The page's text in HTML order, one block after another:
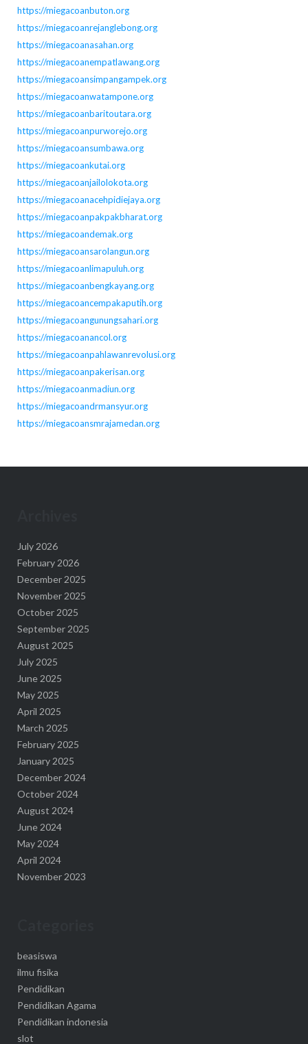
https://miegacoanbuton.org
https://miegacoanrejanglebong.org
https://miegacoanasahan.org
https://miegacoanempatlawang.org
https://miegacoansimpangampek.org
https://miegacoanwatampone.org
https://miegacoanbaritoutara.org
https://miegacoanpurworejo.org
https://miegacoansumbawa.org
https://miegacoankutai.org
https://miegacoanjailolokota.org
https://miegacoanacehpidiejaya.org
https://miegacoanpakpakbharat.org
https://miegacoandemak.org
https://miegacoansarolangun.org
https://miegacoanlimapuluh.org
https://miegacoanbengkayang.org
https://miegacoancempakaputih.org
https://miegacoangunungsahari.org
https://miegacoanancol.org
https://miegacoanpahlawanrevolusi.org
https://miegacoanpakerisan.org
https://miegacoanmadiun.org
https://miegacoandrmansyur.org
https://miegacoansmrajamedan.org
July 2026
February 2026
December 2025
November 2025
October 2025
September 2025
August 2025
July 2025
June 2025
May 2025
April 2025
March 2025
February 2025
January 2025
December 2024
October 2024
August 2024
June 2024
May 2024
April 2024
November 2023
beasiswa
ilmu fisika
Pendidikan
Pendidikan Agama
Pendidikan indonesia
slot